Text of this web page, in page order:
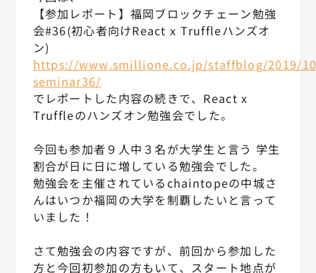
【参加レポート】福岡ブロックチェーン勉強
会#36(初心者向けReact x Truffleハンズオ
ン)
https://www.smillione.co.jp/staffblog/2019/
seminar36/
でレポートした内容の続きで、React x
Truffleのハンズオン勉強会でした。
今回も参加者９人中３名が大学生と言う 学生
割合が日に日に増している勉強会でした。
勉強会を主催されているchaintopeの中城さ
んはいつか福岡の大学を制覇したいと言って
いました！
さて勉強会の内容ですが、前回から参加した
方と今回初参加の方もいて、スタート地点が